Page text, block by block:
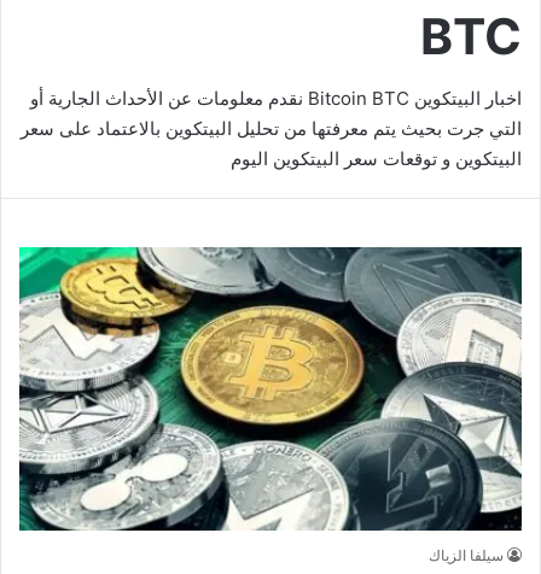
BTC
اخبار البيتكوين Bitcoin BTC نقدم معلومات عن الأحداث الجارية أو
التي جرت بحيث يتم معرفتها من تحليل البيتكوين بالاعتماد على سعر
البيتكوين و توقعات سعر البيتكوين اليوم
سيلفا الزياك